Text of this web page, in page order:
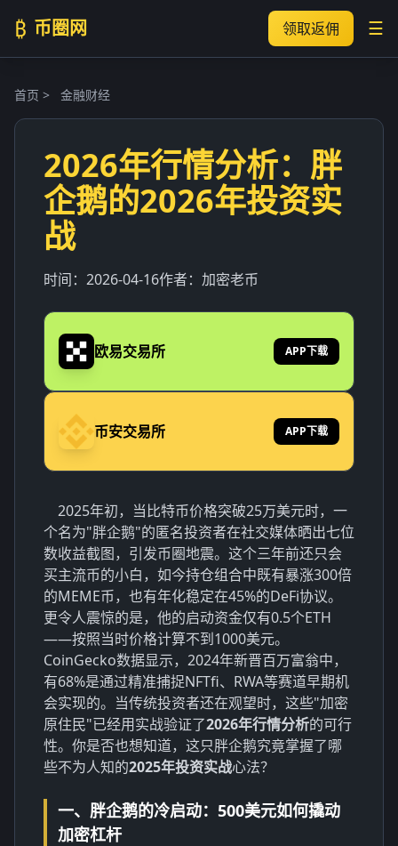
₿ 币圈网 领取返佣 ☰
首页 > 金融财经
2026年行情分析：胖
企鹅的2026年投资实
战
时间： 2026-04-16作者： 加密老币
欧易交易所 APP下载
币安交易所 APP下载
2025年初，当比特币价格突破25万美元时，一
个名为"胖企鹅"的匿名投资者在社交媒体晒出七位
数收益截图，引发币圈地震。这个三年前还只会
买主流币的小白，如今持仓组合中既有暴涨300倍
的MEME币，也有年化稳定在45%的DeFi协议。
更令人震惊的是，他的启动资金仅有0.5个ETH
——按照当时价格计算不到1000美元。
CoinGecko数据显示，2024年新晋百万富翁中，
有68%是通过精准捕捉NFTfi、RWA等赛道早期机
会实现的。当传统投资者还在观望时，这些"加密
原住民"已经用实战验证了2026年行情分析的可行
性。你是否也想知道，这只胖企鹅究竟掌握了哪
些不为人知的2025年投资实战心法？
一、胖企鹅的冷启动：500美元如何撬动
加密杠杆